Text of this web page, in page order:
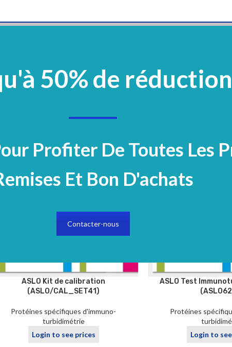
50% de réduction
Profiter De Toutes Les
Et Bon D'achats
Contacter-nous
PrélèvementPlastique Et VerrerieMobilier Réactifs Et
Electrocardiogramme
ASLO Kit de calibration
(ASLO/CAL_SET41)
Protéines spécifiques d'immuno-
turbidimétrie
Login to see prices
ASLO Test
Protéines
Login to